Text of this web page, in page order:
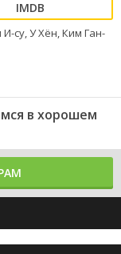
су, У Хён, Ким Ган-
в хорошем